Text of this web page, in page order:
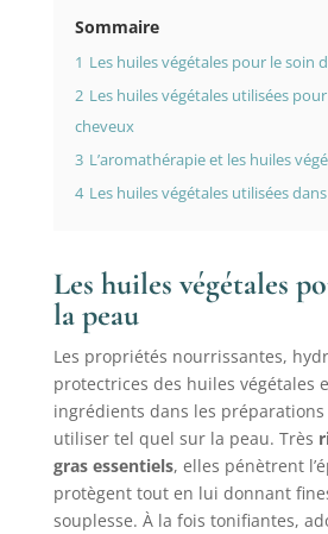
Sommaire
1 Les huiles végétales pour le soin
2 Les huiles végétales utilisées
cheveux
3 L’aromathérapie et les huiles
4 Les huiles végétales utilisées
Les huiles végétales
la peau
Les propriétés nourrissantes,
protectrices des huiles végétales
ingrédients dans les
utiliser tel quel sur la peau. Très
gras essentiels, elles pénètrent
protègent tout en lui donnant
souplesse. À la fois tonifiantes,